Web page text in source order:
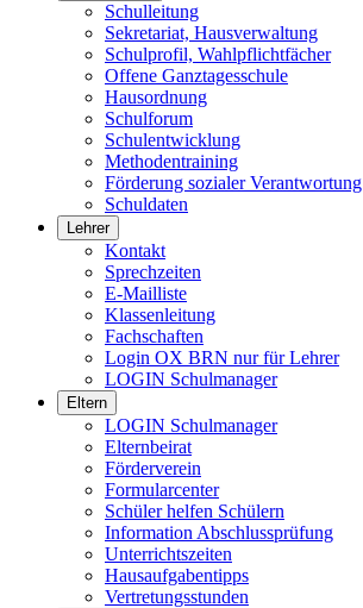
Schulleitung
Sekretariat, Hausverwaltung
Schulprofil, Wahlpflichtfächer
Offene Ganztagesschule
Hausordnung
Schulforum
Schulentwicklung
Methodentraining
Förderung sozialer Verantwortung
Schuldaten
Lehrer
Kontakt
Sprechzeiten
E-Mailliste
Klassenleitung
Fachschaften
Login OX BRN nur für Lehrer
LOGIN Schulmanager
Eltern
LOGIN Schulmanager
Elternbeirat
Förderverein
Formularcenter
Schüler helfen Schülern
Information Abschlussprüfung
Unterrichtszeiten
Hausaufgabentipps
Vertretungsstunden